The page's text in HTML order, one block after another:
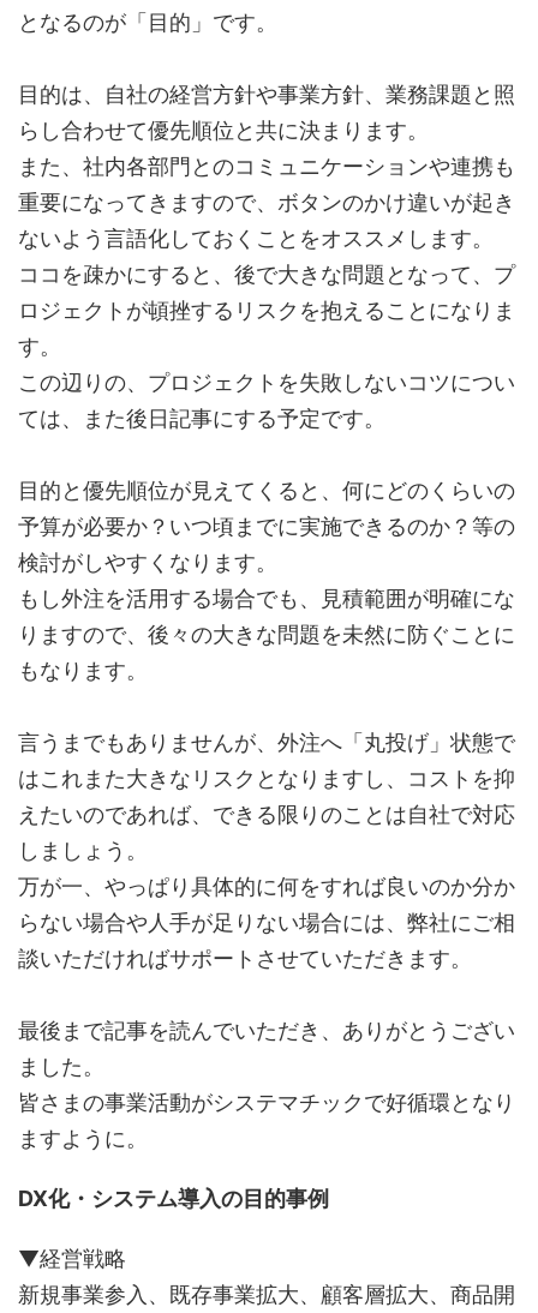
となるのが「目的」です。
目的は、自社の経営方針や事業方針、業務課題と照
らし合わせて優先順位と共に決まります。
また、社内各部門とのコミュニケーションや連携も
重要になってきますので、ボタンのかけ違いが起き
ないよう言語化しておくことをオススメします。
ココを疎かにすると、後で大きな問題となって、プ
ロジェクトが頓挫するリスクを抱えることになりま
す。
この辺りの、プロジェクトを失敗しないコツについ
ては、また後日記事にする予定です。
目的と優先順位が見えてくると、何にどのくらいの
予算が必要か？いつ頃までに実施できるのか？等の
検討がしやすくなります。
もし外注を活用する場合でも、見積範囲が明確にな
りますので、後々の大きな問題を未然に防ぐことに
もなります。
言うまでもありませんが、外注へ「丸投げ」状態で
はこれまた大きなリスクとなりますし、コストを抑
えたいのであれば、できる限りのことは自社で対応
しましょう。
万が一、やっぱり具体的に何をすれば良いのか分か
らない場合や人手が足りない場合には、弊社にご相
談いただければサポートさせていただきます。
最後まで記事を読んでいただき、ありがとうござい
ました。
皆さまの事業活動がシステマチックで好循環となり
ますように。
DX化・システム導入の目的事例
▼経営戦略
新規事業参入、既存事業拡大、顧客層拡大、商品開